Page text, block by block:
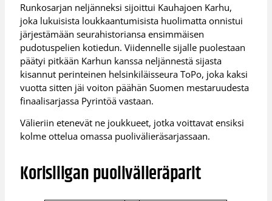
Runkosarjan neljänneksi sijoittui Kauhajoen Karhu,
joka lukuisista loukkaantumisista huolimatta onnistui
järjestämään seurahistoriansa ensimmäisen
pudotuspelien kotiedun. Viidennelle sijalle puolestaan
päätyi pitkään Karhun kanssa neljännestä sijasta
kisannut perinteinen helsinkiläisseura ToPo, joka kaksi
vuotta sitten jäi voiton päähän Suomen mestaruudesta
finaalisarjassa Pyrintöä vastaan.
Välieriin etenevät ne joukkueet, jotka voittavat ensiksi
kolme ottelua omassa puolivälieräsarjassaan.
Korisliigan puolivälieräparit